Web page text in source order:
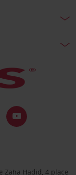
Zaha Hadid, 4 place